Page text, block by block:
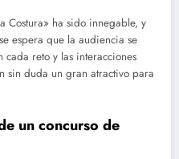
Costura» ha sido innegable, y
espera que la audiencia se
cada reto y las interacciones
sin duda un gran atractivo para
un concurso de